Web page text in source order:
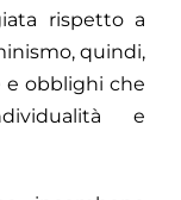
rispetto a
quindi,
obblighi che
e